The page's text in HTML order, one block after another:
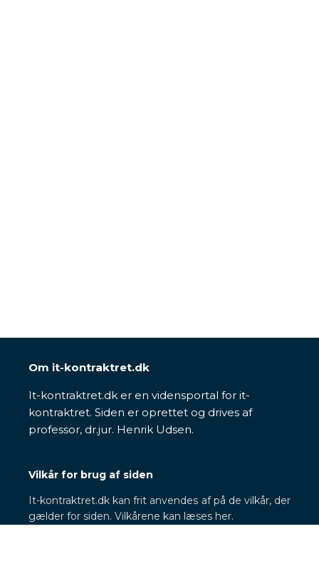
Om it-kontraktret.dk
It-kontraktret.dk er en vidensportal for it-
kontraktret. Siden er oprettet og drives af
professor, dr.jur. Henrik Udsen.
Vilkår for brug af siden
It-kontraktret.dk kan frit anvendes af på de vilkår, der
gælder for siden. Vilkårene kan læses her.